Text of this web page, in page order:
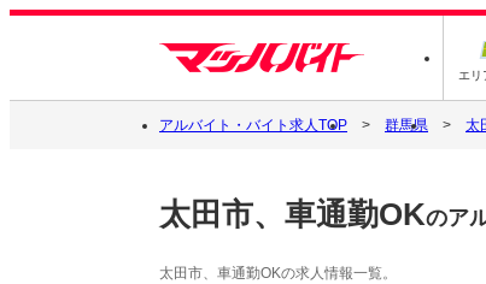
エリ
アルバイト・バイト求人TOP 群馬県 太
太田市、車通勤OKのア
太田市、車通勤OKの求人情報一覧。